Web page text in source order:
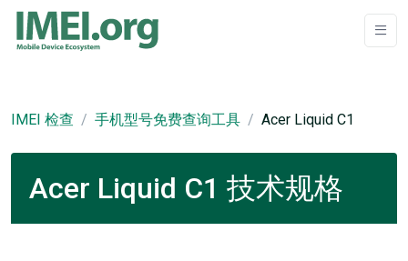
IMEI 检查 手机型号免费查询工具 Acer Liquid C1
Acer Liquid C1 技术规格